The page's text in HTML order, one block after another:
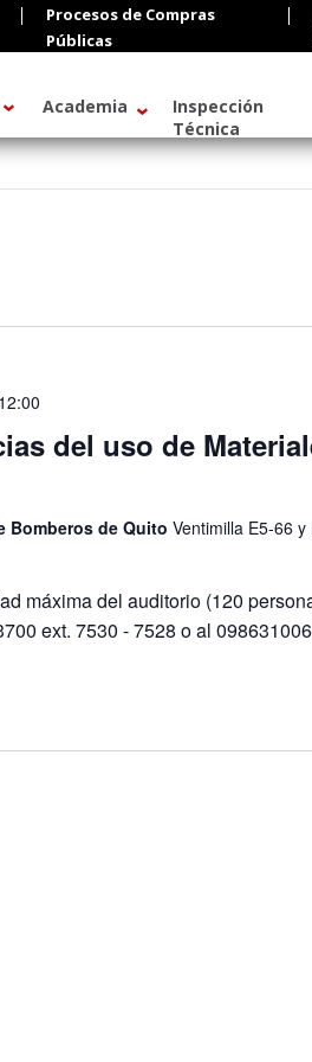
Procesos de Compras
Públicas
Academia
Inspección
Técnica
12:00
del uso de
Bomberos de Quito Ventimilla E5-66
máxima del auditorio (120
ext. 7530 - 7528 o al